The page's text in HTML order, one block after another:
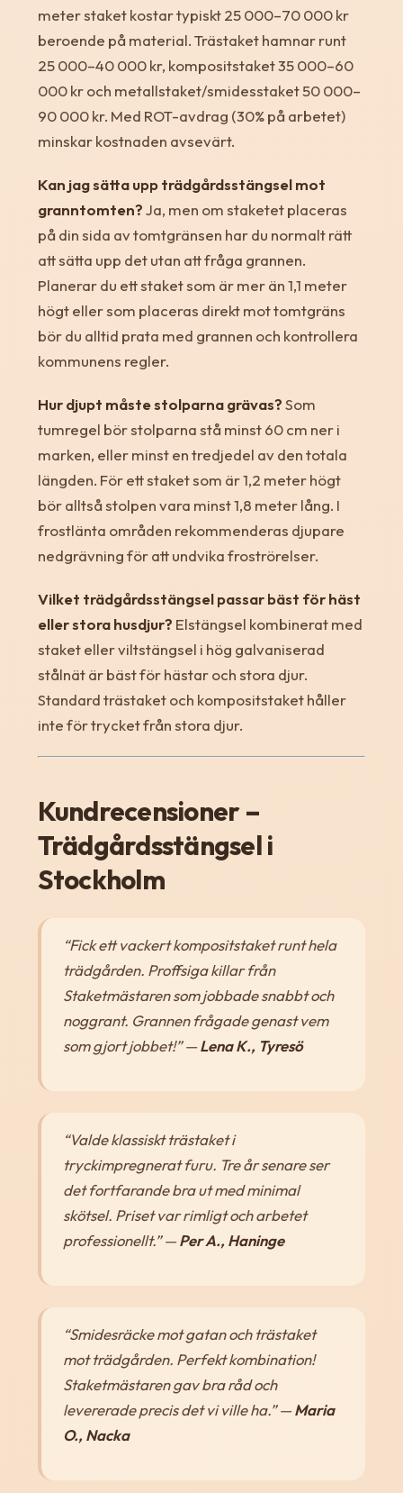
meter staket kostar typiskt 25 000–70 000 kr
beroende på material. Trästaket hamnar runt
25 000–40 000 kr, kompositstaket 35 000–60
000 kr och metallstaket/smidesstaket 50 000–
90 000 kr. Med ROT-avdrag (30% på arbetet)
minskar kostnaden avsevärt.
Kan jag sätta upp trädgårdsstängsel mot
granntomten?Ja, men om staketet placeras
på din sida av tomtgränsen har du normalt rätt
att sätta upp det utan att fråga grannen.
Planerar du ett staket som är mer än 1,1 meter
högt eller som placeras direkt mot tomtgräns
bör du alltid prata med grannen och kontrollera
kommunens regler.
Hur djupt måste stolparna grävas?Som
tumregel bör stolparna stå minst 60 cm ner i
marken, eller minst en tredjedel av den totala
längden. För ett staket som är 1,2 meter högt
bör alltså stolpen vara minst 1,8 meter lång. I
frostlänta områden rekommenderas djupare
nedgrävning för att undvika froströrelser.
Vilket trädgårdsstängsel passar bäst för häst
eller stora husdjur? Elstängsel kombinerat med
staket eller viltstängsel i hög galvaniserad
stålnät är bäst för hästar och stora djur.
Standard trästaket och kompositstaket håller
inte för trycket från stora djur.
Kundrecensioner –
Trädgårdsstängsel i
Stockholm
“Fick ett vackert kompositstaket runt hela
trädgården. Proffsiga killar från
Staketmästaren som jobbade snabbt och
noggrant. Grannen frågade genast vem
som gjort jobbet!”—Lena K., Tyresö
“Valde klassiskt trästaket i
tryckimpregnerat furu. Tre år senare ser
det fortfarande bra ut med minimal
skötsel. Priset var rimligt och arbetet
professionellt.”—Per A., Haninge
“Smidesräcke mot gatan och trästaket
mot trädgården. Perfekt kombination!
Staketmästaren gav bra råd och
levererade precis det vi ville ha.”—Maria
O., Nacka